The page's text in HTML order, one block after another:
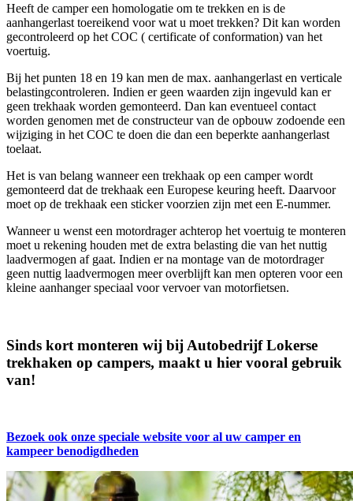
Heeft de camper een homologatie om te trekken en is de
aanhangerlast toereikend voor wat u moet trekken? Dit kan worden
gecontroleerd op het COC ( certificate of conformation) van het
voertuig.
Bij het punten 18 en 19 kan men de max. aanhangerlast en verticale
belastingcontroleren. Indien er geen waarden zijn ingevuld kan er
geen trekhaak worden gemonteerd. Dan kan eventueel contact
worden genomen met de constructeur van de opbouw zodoende een
wijziging in het COC te doen die dan een beperkte aanhangerlast
toelaat.
Het is van belang wanneer een trekhaak op een camper wordt
gemonteerd dat de trekhaak een Europese keuring heeft. Daarvoor
moet op de trekhaak een sticker voorzien zijn met een E-nummer.
Wanneer u wenst een motordrager achterop het voertuig te monteren
moet u rekening houden met de extra belasting die van het nuttig
laadvermogen af gaat. Indien er na montage van de motordrager
geen nuttig laadvermogen meer overblijft kan men opteren voor een
kleine aanhanger speciaal voor vervoer van motorfietsen.
Sinds kort monteren wij bij Autobedrijf Lokerse
trekhaken op campers, maakt u hier vooral gebruik
van!
Bezoek ook onze speciale website voor al uw camper en
kampeer benodigdheden